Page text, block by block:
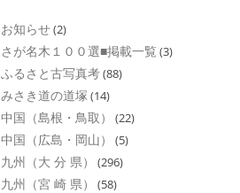
お知らせ(2)
さが名木１００選■掲載一覧 (3)
ふるさと古写真考(88)
みさき道の道塚 (14)
中国（島根・鳥取） (22)
中国（広島・岡山） (5)
九州（大 分 県） (296)
九州（宮 崎 県） (58)